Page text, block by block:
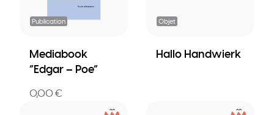
Publication
Mediabook
“Edgar – Poe”
0,00 €
Objet
Hallo Handwierk